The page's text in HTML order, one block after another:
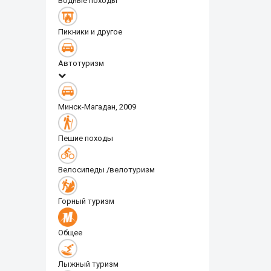
Пикники и другое
Автотуризм
Минск-Магадан, 2009
Пешие походы
Велосипеды /велотуризм
Горный туризм
Общее
Лыжный туризм